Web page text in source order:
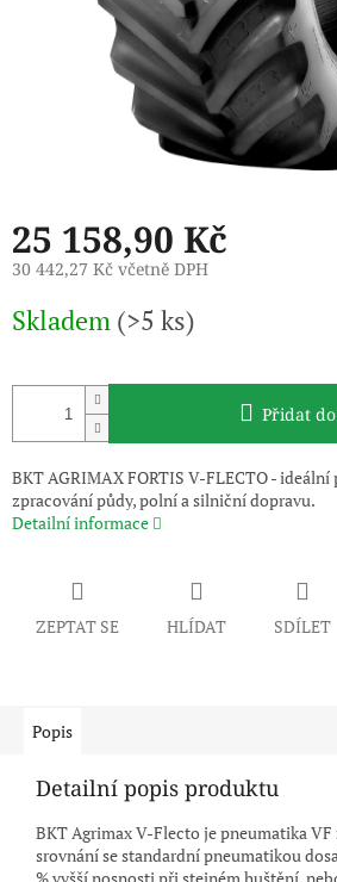
25 158,90 Kč
30 442,27 Kč včetně DPH
cena:
Skladem (>5 ks)
Přidat
BKT AGRIMAX FORTIS V-FLECTO -
zpracování půdy, polní a silniční dopravu.
Detailní informace
ZEPTAT SE HLÍDAT SDÍLET
Popis
Detailní popis produktu
BKT Agrimax V-Flecto je pneumatika VF
srovnání se standardní pneumatikou